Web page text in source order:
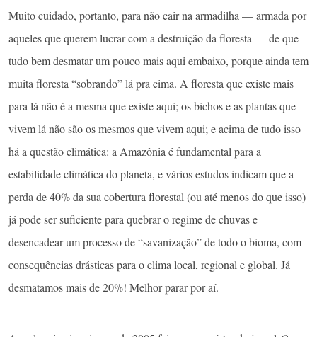
Muito cuidado, portanto, para não cair na armadilha — armada por
aqueles que querem lucrar com a destruição da floresta — de que
tudo bem desmatar um pouco mais aqui embaixo, porque ainda tem
muita floresta “sobrando” lá pra cima. A floresta que existe mais
para lá não é a mesma que existe aqui; os bichos e as plantas que
vivem lá não são os mesmos que vivem aqui; e acima de tudo isso
há a questão climática: a Amazônia é fundamental para a
estabilidade climática do planeta, e vários estudos indicam que a
perda de 40% da sua cobertura florestal (ou até menos do que isso)
já pode ser suficiente para quebrar o regime de chuvas e
desencadear um processo de “savanização” de todo o bioma, com
consequências drásticas para o clima local, regional e global. Já
desmatamos mais de 20%! Melhor parar por aí.